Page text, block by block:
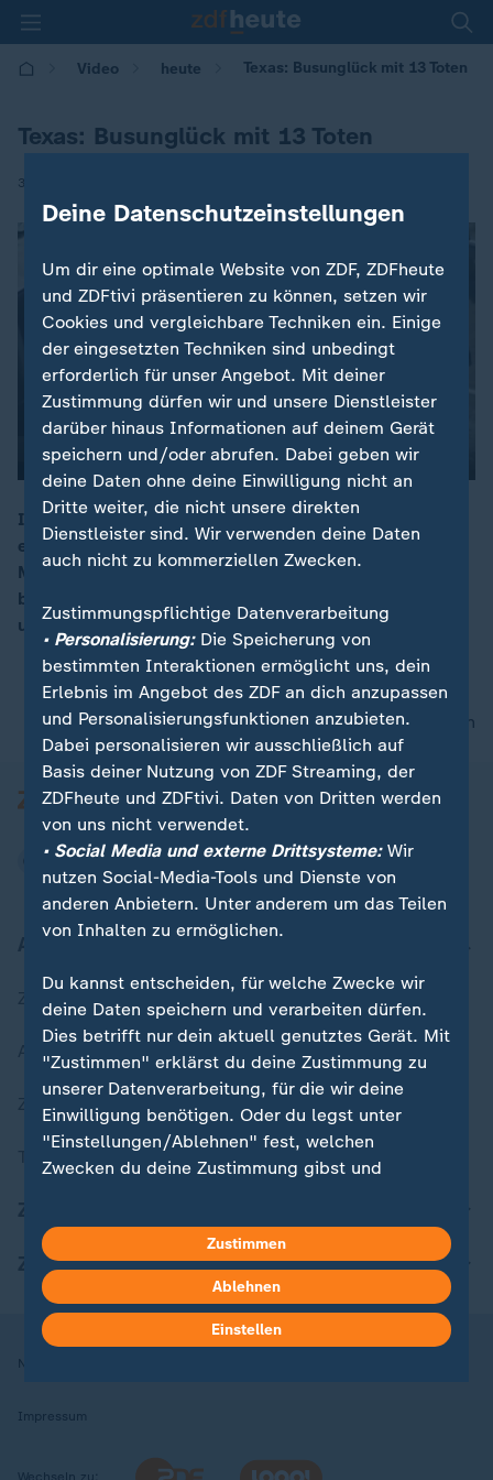
Video heute Texas: Busunglück mit 13 Toten
Texas: Busunglück mit 13 Toten
30.03.2017 | 13:31
00:04
Im US-Bundesstaat Texas sind beim Zusammenstoß
eines Kleinbusses mit einem Pritschenwagen 13
Menschen ums Leben gekommen. Zwei weitere seien
bei dem Unfall verletzt worden. Die Ursache ist noch
unklar.
nach oben
Zuletzt veröffentlicht
Aktuelle Sendungs-Videos
ZDFheute Stories
Themen im Überblick
ZDFheute Apps
Nutzungsbedingungen
Impressum
Wechseln zu:
Deine Datenschutzeinstellungen
Um dir eine optimale Website von ZDF, ZDFheute
und ZDFtivi präsentieren zu können, setzen wir
Cookies und vergleichbare Techniken ein. Einige
der eingesetzten Techniken sind unbedingt
erforderlich für unser Angebot. Mit deiner
Zustimmung dürfen wir und unsere Dienstleister
darüber hinaus Informationen auf deinem Gerät
speichern und/oder abrufen. Dabei geben wir
deine Daten ohne deine Einwilligung nicht an
Dritte weiter, die nicht unsere direkten
Dienstleister sind. Wir verwenden deine Daten
auch nicht zu kommerziellen Zwecken.
Zustimmungspflichtige Datenverarbeitung
• Personalisierung:Die Speicherung von
bestimmten Interaktionen ermöglicht uns, dein
Erlebnis im Angebot des ZDF an dich anzupassen
und Personalisierungsfunktionen anzubieten.
Dabei personalisieren wir ausschließlich auf
Basis deiner Nutzung von ZDF Streaming, der
ZDFheute und ZDFtivi. Daten von Dritten werden
von uns nicht verwendet.
• Social Media und externe Drittsysteme:Wir
nutzen Social-Media-Tools und Dienste von
anderen Anbietern. Unter anderem um das Teilen
von Inhalten zu ermöglichen.
Du kannst entscheiden, für welche Zwecke wir
deine Daten speichern und verarbeiten dürfen.
Dies betrifft nur dein aktuell genutztes Gerät. Mit
"Zustimmen" erklärst du deine Zustimmung zu
unserer Datenverarbeitung, für die wir deine
Einwilligung benötigen. Oder du legst unter
"Einstellungen/Ablehnen" fest, welchen
Zwecken du deine Zustimmung gibst und
in deinen Einstellungen widerrufen oder ändern.
Hier findest du das Impressum.
Weitere Informationen findest du in unserer
Datenschutzerklärung.
Zustimmen
Ablehnen
Einstellen